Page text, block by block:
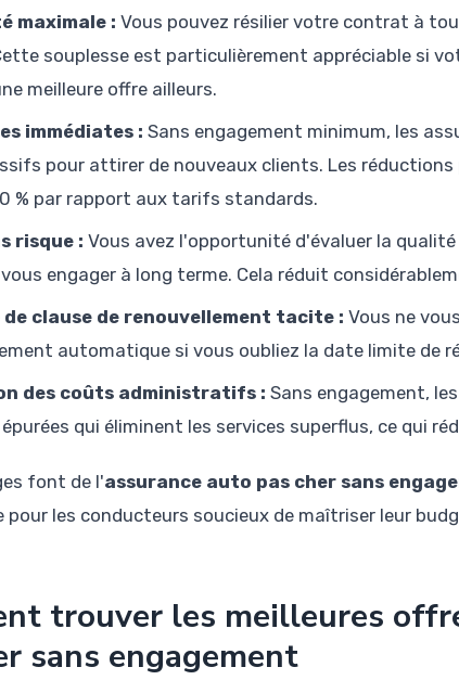
maximale : Vous pouvez résilier votre contrat à
souplesse est particulièrement appréciable si
meilleure offre ailleurs.
immédiates : Sans engagement minimum, les
pour attirer de nouveaux clients. Les
% par rapport aux tarifs standards.
risque : Vous avez l'opportunité d'évaluer la
engager à long terme. Cela réduit
de clause de renouvellement tacite : Vous ne
automatique si vous oubliez la date limite de
des coûts administratifs : Sans engagement,
qui éliminent les services superflus, ce qui
font de l'assurance auto pas cher sans
pour les conducteurs soucieux de maîtriser leur
trouver les meilleures
sans engagement